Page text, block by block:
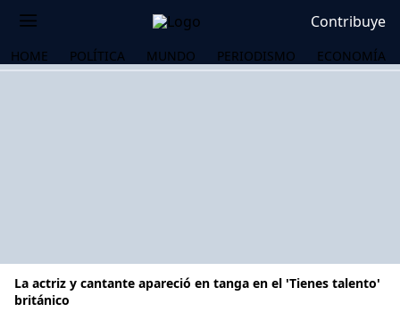
Contribuye
HOME POLÍTICA MUNDO PERIODISMO ECONOMÍA
La actriz y cantante apareció en tanga en el 'Tienes talento'
británico